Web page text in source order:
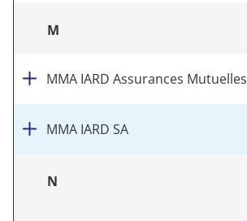
M
MMA IARD Assurances Mutuelles
MMA IARD SA
N